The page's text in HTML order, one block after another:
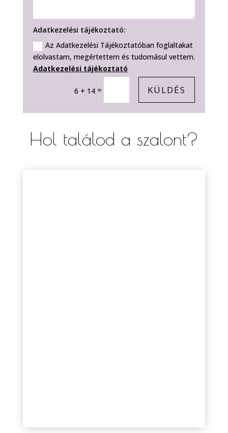
Adatkezelési tájékoztató:
Az Adatkezelési Tájékoztatóban foglaltakat
elolvastam, megértettem és tudomásul vettem.
Adatkezelési tájékoztató
6 + 14 = KÜLDÉS
Hol találod a szalont?